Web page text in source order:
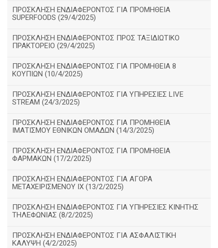
ΠΡΟΣΚΛΗΣΗ ΕΝΔΙΑΦΕΡΟΝΤΟΣ ΓΙΑ ΠΡΟΜΗΘΕΙΑ
SUPERFOODS (29/4/2025)
ΠΡΟΣΚΛΗΣΗ ΕΝΔΙΑΦΕΡΟΝΤΟΣ ΠΡΟΣ ΤΑΞΙΔΙΩΤΙΚΟ
ΠΡΑΚΤΟΡΕΙΟ (29/4/2025)
ΠΡΟΣΚΛΗΣΗ ΕΝΔΙΑΦΕΡΟΝΤΟΣ ΓΙΑ ΠΡΟΜΗΘΕΙΑ 8
ΚΟΥΠΙΩΝ (10/4/2025)
ΠΡΟΣΚΛΗΣΗ ΕΝΔΙΑΦΕΡΟΝΤΟΣ ΓΙΑ ΥΠΗΡΕΣΙΕΣ LIVE
STREAM (24/3/2025)
ΠΡΟΣΚΛΗΣΗ ΕΝΔΙΑΦΕΡΟΝΤΟΣ ΓΙΑ ΠΡΟΜΗΘΕΙΑ
ΙΜΑΤΙΣΜΟΥ ΕΘΝΙΚΩΝ ΟΜΑΔΩΝ (14/3/2025)
ΠΡΟΣΚΛΗΣΗ ΕΝΔΙΑΦΕΡΟΝΤΟΣ ΓΙΑ ΠΡΟΜΗΘΕΙΑ
ΦΑΡΜΑΚΩΝ (17/2/2025)
ΠΡΟΣΚΛΗΣΗ ΕΝΔΙΑΦΕΡΟΝΤΟΣ ΓΙΑ ΑΓΟΡΑ
ΜΕΤΑΧΕΙΡΙΣΜΕΝΟΥ ΙΧ (13/2/2025)
ΠΡΟΣΚΛΗΣΗ ΕΝΔΙΑΦΕΡΟΝΤΟΣ ΓΙΑ ΥΠΗΡΕΣΙΕΣ ΚΙΝΗΤΗΣ
ΤΗΛΕΦΩΝΙΑΣ (8/2/2025)
ΠΡΟΣΚΛΗΣΗ ΕΝΔΙΑΦΕΡΟΝΤΟΣ ΓΙΑ ΑΣΦΑΛΙΣΤΙΚΗ
ΚΑΛΥΨΗ (4/2/2025)